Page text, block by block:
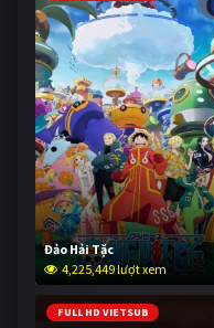
Đảo Hải Tặc
4,225,449 lượt xem
FULL HD VIETSUB